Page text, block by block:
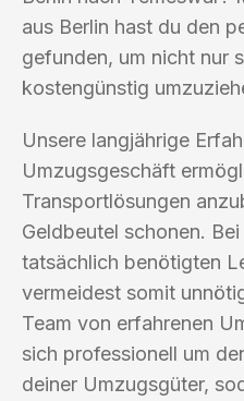
aus Berlin hast du den
gefunden, um nicht nur
kostengünstig
Unsere langjährige
Umzugsgeschäft
Transportlösungen
Geldbeutel schonen.
tatsächlich benötigten
vermeidest somit
Team von erfahrenen
sich professionell um
deiner Umzugsgüter,